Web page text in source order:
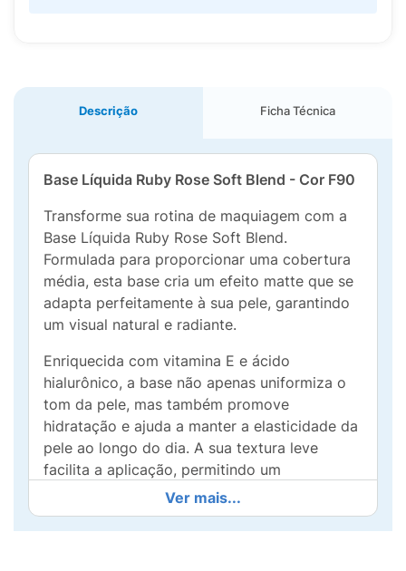
Descrição Ficha Técnica
Base Líquida Ruby Rose Soft Blend - Cor F90
Transforme sua rotina de maquiagem com a
Base Líquida Ruby Rose Soft Blend.
Formulada para proporcionar uma cobertura
média, esta base cria um efeito matte que se
adapta perfeitamente à sua pele, garantindo
um visual natural e radiante.
Enriquecida com vitamina E e ácido
hialurônico, a base não apenas uniformiza o
tom da pele, mas também promove
hidratação e ajuda a manter a elasticidade da
pele ao longo do dia. A sua textura leve
facilita a aplicação, permitindo um
acabamento suave sem pesar.
Ideal para todos os tipos de pele, a Base Soft
Ver mais...